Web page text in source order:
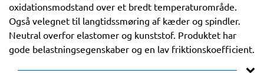
oxidationsmodstand over et bredt temperaturområde.
Også velegnet til langtidssmøring af kæder og spindler.
Neutral overfor elastomer og kunststof. Produktet har
gode belastningsegenskaber og en lav friktionskoefficient.